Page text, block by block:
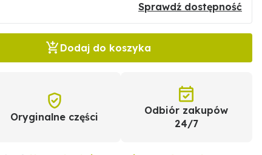
Sprawdź dostępność
Dodaj do koszyka
Oryginalne części
Odbiór zakupów
24/7